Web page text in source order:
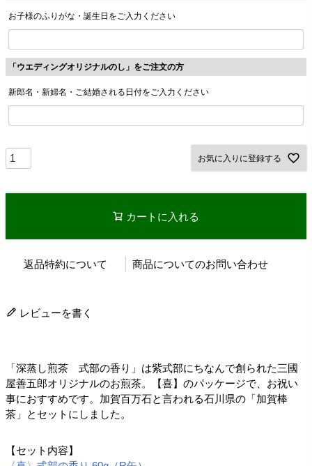
お子様のふりがな・誕生日をご入力ください
「ウエディングオリジナルのし」をご注文の方
新郎名・新婦名・ご結婚される日付をご入力ください
お気に入りに登録する
カートに入れる
返品特約について 商品についてのお問い合わせ
レビューを書く
「深蒸し煎茶 式部の香り」は紫式部にちなんで創られた三國
屋善五郎オリジナルのお煎茶。【喜】のパッケージで、お祝い
事におすすめです。加賀百万石と言われる石川県の「加賀棒
茶」とセットにしました。
【セット内容】